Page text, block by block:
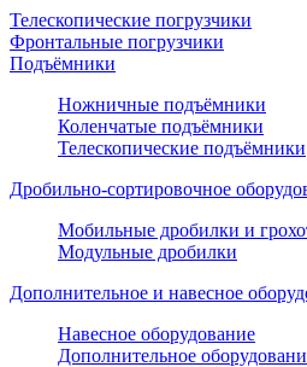
Телескопические погрузчики
Фронтальные погрузчики
Подъёмники
Ножничные подъёмники
Коленчатые подъёмники
Телескопические подъёмники
Дробильно-сортировочное
Мобильные дробилки и
Модульные дробилки
Дополнительное и навесное
Навесное оборудование
Дополнительное